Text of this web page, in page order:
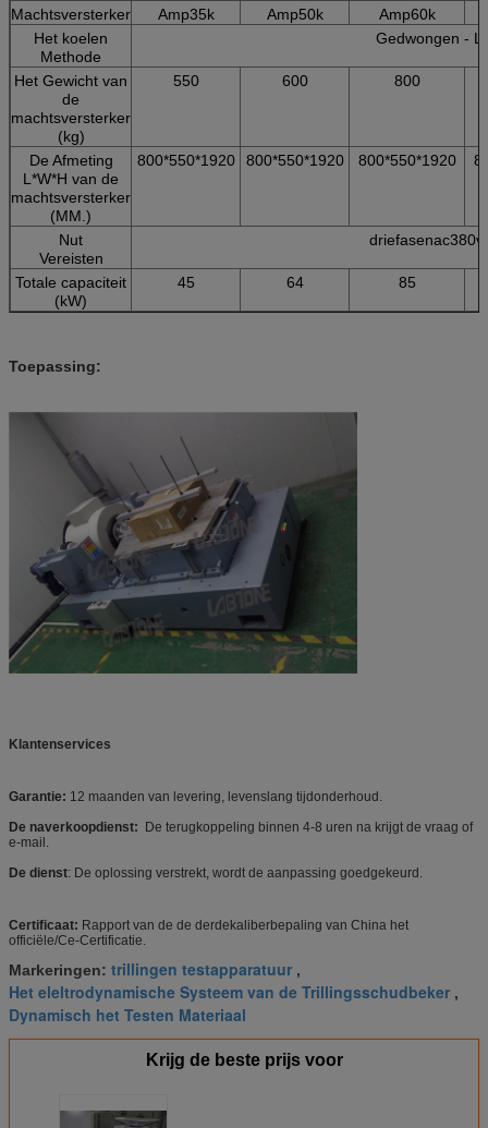
Machtsversterker Amp35k Amp50k
Amp60k
Het koelen
Methode
Gedwongen -
Het Gewicht van
de
machtsversterker
(kg)
550 600 800
De Afmeting
L*W*H van de
machtsversterker
(MM.)
800*550*1920 800*550*1920 800*550*1920
Nut
Vereisten
driefasenac380v
Totale capaciteit
(kW)
45 64 85
Toepassing:
Klantenservices
Garantie: 12 maanden van levering, levenslang tijdonderhoud.
De naverkoopdienst: De terugkoppeling binnen 4-8 uren na krijgt de vraag of
e-mail.
De dienst: De oplossing verstrekt, wordt de aanpassing goedgekeurd.
Certificaat: Rapport van de de derdekaliberbepaling van China het
officiële/Ce-Certificatie.
Markeringen: trillingen testapparatuur ,
Het eleltrodynamische Systeem van de Trillingsschudbeker ,
Dynamisch het Testen Materiaal
Krijg de beste prijs voor